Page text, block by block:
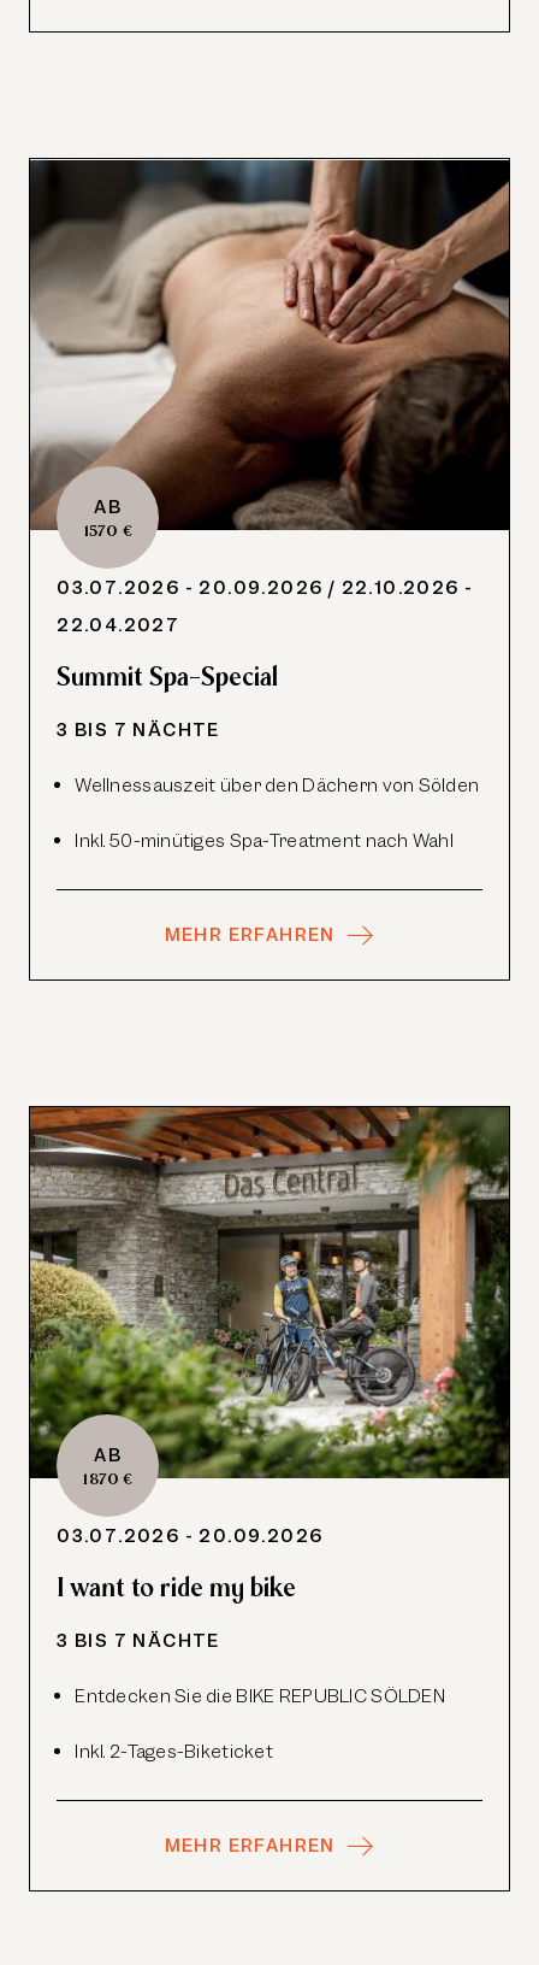
AB
1570 €
03.07.2026 - 20.09.2026 / 22.10.2026 -
22.04.2027
Summit Spa-Special
3 BIS 7 NÄCHTE
Wellnessauszeit über den Dächern von Sölden
Inkl. 50-minütiges Spa-Treatment nach Wahl
MEHR ERFAHREN
AB
1870 €
03.07.2026 - 20.09.2026
I want to ride my bike
3 BIS 7 NÄCHTE
Entdecken Sie die BIKE REPUBLICSÖLDEN
Inkl. 2-Tages-Biketicket
MEHR ERFAHREN